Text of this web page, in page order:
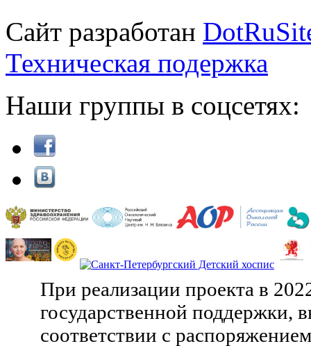
Сайт разработан
Техническая подержка
Наши группы в соцсетях:
При реализации проекта в
государственной поддержки,
соответствии с